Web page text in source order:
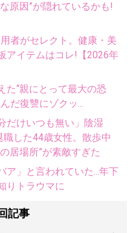
原因”が隠れているかも!
者がセレクト。健康・美
アイテムはコレ!【2026年
た“親にとって最大の恐
だ復讐にゾクッ...
だけいつも無い」陰湿
職した44歳女性。散歩中
居場所”が素敵すぎた
ア」と言われていた...年下
りトラウマに
記事